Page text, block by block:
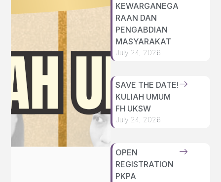
KEWARGANEGA
RAAN DAN
PENGABDIAN
MASYARAKAT
July 24, 2026
SAVE THE DATE!
KULIAH UMUM
FH UKSW
July 24, 2026
OPEN
REGISTRATION
PKPA